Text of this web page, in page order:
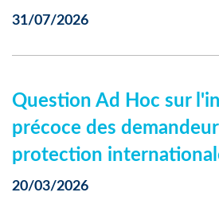
31/07/2026
Question Ad Hoc sur
précoce des
protection
20/03/2026